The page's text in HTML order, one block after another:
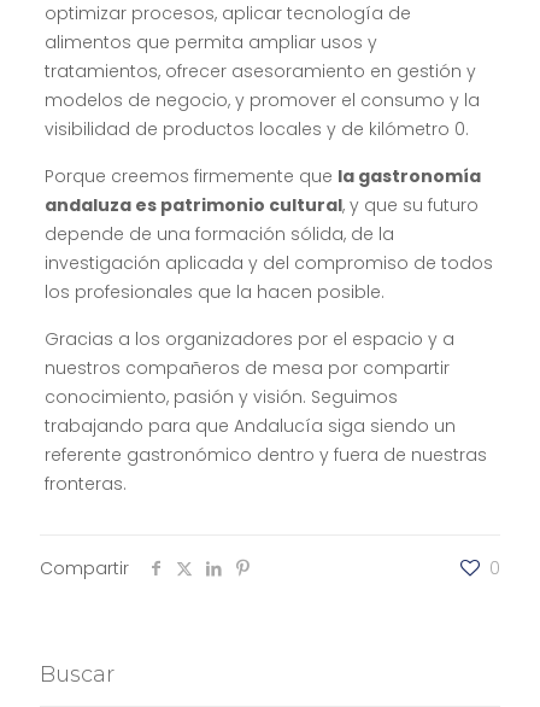
optimizar procesos, aplicar tecnología de
alimentos que permita ampliar usos y
tratamientos, ofrecer asesoramiento en gestión y
modelos de negocio, y promover el consumo y la
visibilidad de productos locales y de kilómetro 0.
Porque creemos firmemente que la gastronomía
andaluza es patrimonio cultural, y que su futuro
depende de una formación sólida, de la
investigación aplicada y del compromiso de todos
los profesionales que la hacen posible.
Gracias a los organizadores por el espacio y a
nuestros compañeros de mesa por compartir
conocimiento, pasión y visión. Seguimos
trabajando para que Andalucía siga siendo un
referente gastronómico dentro y fuera de nuestras
fronteras.
Compartir 0
Buscar